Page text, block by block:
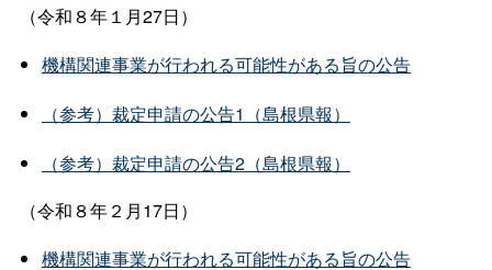
（令和８年１月27日）
機構関連事業が行われる可能性がある旨の公告
（参考）裁定申請の公告1（島根県報）
（参考）裁定申請の公告2（島根県報）
（令和８年２月17日）
機構関連事業が行われる可能性がある旨の公告